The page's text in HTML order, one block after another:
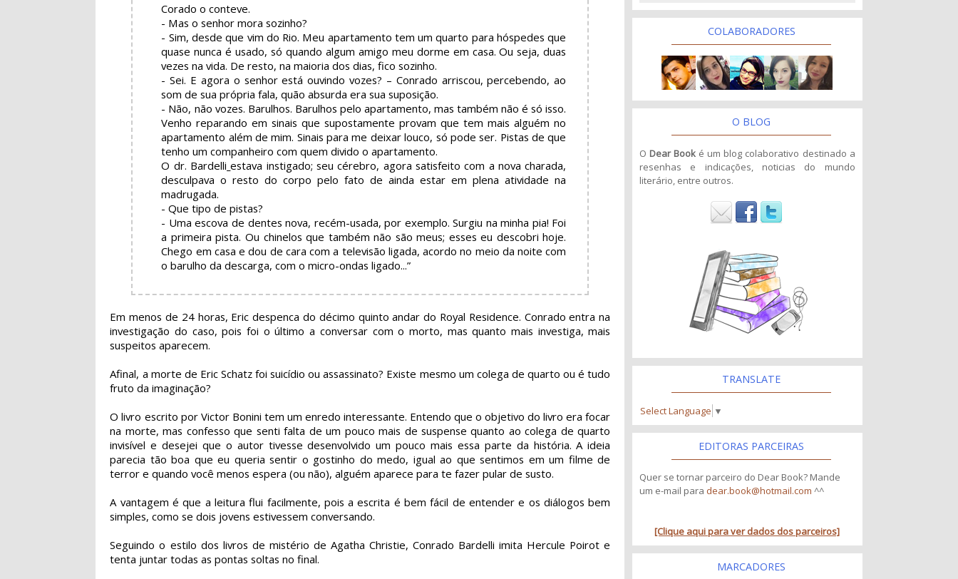
Corado o conteve.
- Mas o senhor mora sozinho?
- Sim, desde que vim do Rio. Meu apartamento tem um quarto para hóspedes que
quase nunca é usado, só quando algum amigo meu dorme em casa. Ou seja, duas
vezes na vida. De resto, na maioria dos dias, fico sozinho.
- Sei. E agora o senhor está ouvindo vozes? – Conrado arriscou, percebendo, ao
som de sua própria fala, quão absurda era sua suposição.
- Não, não vozes. Barulhos. Barulhos pelo apartamento, mas também não é só isso.
Venho reparando em sinais que supostamente provam que tem mais alguém no
apartamento além de mim. Sinais para me deixar louco, só pode ser. Pistas de que
tenho um companheiro com quem divido o apartamento.
O dr. Bardelli estava instigado; seu cérebro, agora satisfeito com a nova charada,
desculpava o resto do corpo pelo fato de ainda estar em plena atividade na
madrugada.
- Que tipo de pistas?
- Uma escova de dentes nova, recém-usada, por exemplo. Surgiu na minha pia! Foi
a primeira pista. Ou chinelos que também não são meus; esses eu descobri hoje.
Chego em casa e dou de cara com a televisão ligada, acordo no meio da noite com
o barulho da descarga, com o micro-ondas ligado...”
Em menos de 24 horas, Eric despenca do décimo quinto andar do Royal Residence. Conrado entra na
investigação do caso, pois foi o último a conversar com o morto, mas quanto mais investiga, mais
suspeitos aparecem.
Afinal, a morte de Eric Schatz foi suicídio ou assassinato? Existe mesmo um colega de quarto ou é tudo
fruto da imaginação?
O livro escrito por Victor Bonini tem um enredo interessante. Entendo que o objetivo do livro era focar
na morte, mas confesso que senti falta de um pouco mais de suspense quanto ao colega de quarto
invisível e desejei que o autor tivesse desenvolvido um pouco mais essa parte da história. A ideia
parecia tão boa que eu queria sentir o gostinho do medo, igual ao que sentimos em um filme de
terror e quando você menos espera (ou não), alguém aparece para te fazer pular de susto.
A vantagem é que a leitura flui facilmente, pois a escrita é bem fácil de entender e os diálogos bem
simples, como se dois jovens estivessem conversando.
Seguindo o estilo dos livros de mistério de Agatha Christie, Conrado Bardelli imita Hercule Poirot e
tenta juntar todas as pontas soltas no final.
COLABORADORES
O BLOG
O Dear Book é um blog colaborativo destinado a
resenhas e indicações, noticias do mundo
literário, entre outros.
TRANSLATE
Select Language ▼
EDITORAS PARCEIRAS
Quer se tornar parceiro do Dear Book? Mande
um e-mail para dear.book@hotmail.com ^^
[Clique aqui para ver dados dos parceiros]
MARCADORES